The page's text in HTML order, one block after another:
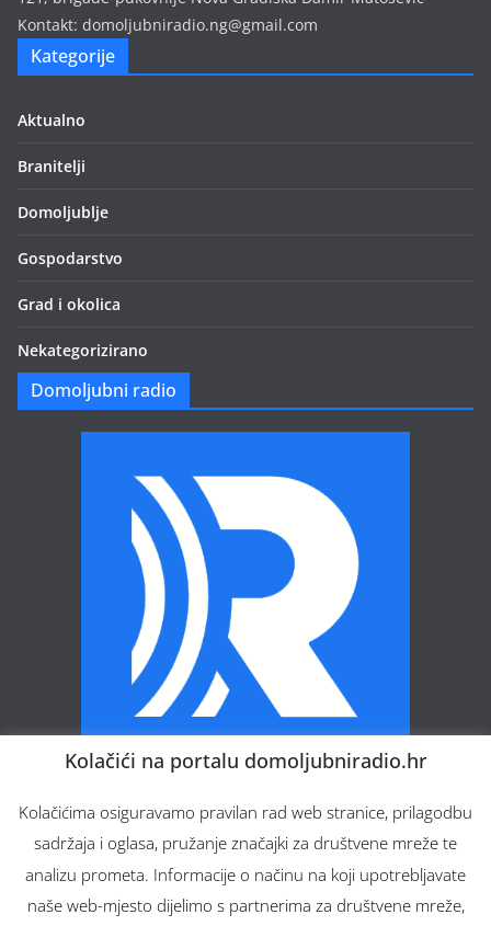
Kontakt: domoljubniradio.ng@gmail.com
Kategorije
Aktualno
Branitelji
Domoljublje
Gospodarstvo
Grad i okolica
Nekategorizirano
Domoljubni radio
Domoljubni radio – Vaš web radio.
Copyright © 2026Domoljubni radio. All rights reserved.
Kolačići na portalu domoljubniradio.hr
Kolačićima osiguravamo pravilan rad web stranice, prilagodbu
sadržaja i oglasa, pružanje značajki za društvene mreže te
analizu prometa. Informacije o načinu na koji upotrebljavate
naše web-mjesto dijelimo s partnerima za društvene mreže,